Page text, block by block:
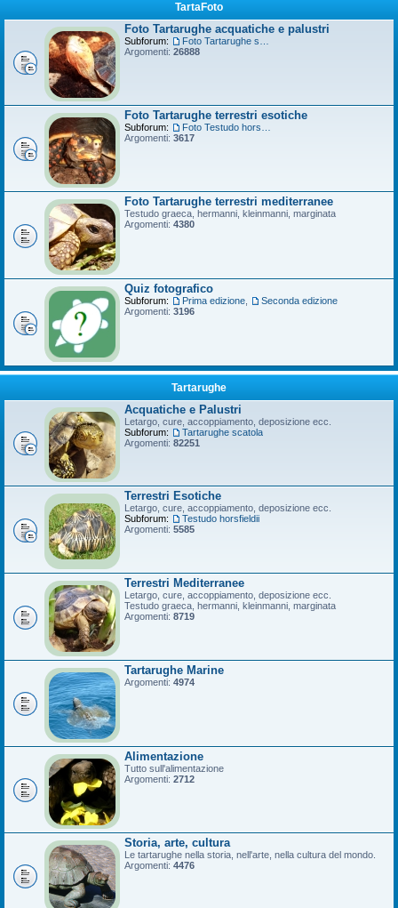
TartaFoto
Foto Tartarughe acquatiche e palustri
Subforum:
Argomenti: 26888
Foto Tartarughe terrestri esotiche
Subforum:
Argomenti: 3617
Foto Tartarughe terrestri mediterranee
Testudo graeca, hermanni, kleinmanni, marginata
Argomenti: 4380
Quiz fotografico
Subforum: Prima edizione
Seconda edizione
Argomenti: 3196
Tartarughe
Acquatiche e Palustri
Letargo, cure, accoppiamento, deposizione ecc.
Subforum:
Tartarughe scatola
Argomenti: 82251
Terrestri Esotiche
Letargo, cure, accoppiamento, deposizione ecc.
Subforum:
Testudo horsfieldii
Argomenti: 5585
Terrestri Mediterranee
Letargo, cure, accoppiamento, deposizione ecc.
Testudo graeca, hermanni, kleinmanni, marginata
Argomenti: 8719
Tartarughe Marine
Argomenti: 4974
Alimentazione
Tutto sull'alimentazione
Argomenti: 2712
Storia, arte, cultura
Le tartarughe nella storia, nell'arte, nella cultura del mondo.
Argomenti: 4476